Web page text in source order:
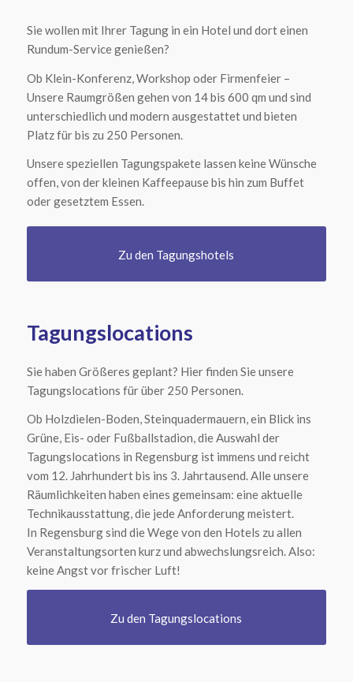
Sie wollen mit Ihrer Tagung in ein Hotel und dort einen
Rundum-Service genießen?
Ob Klein-Konferenz, Workshop oder Firmenfeier –
Unsere Raumgrößen gehen von 14 bis 600 qm und sind
unterschiedlich und modern ausgestattet und bieten
Platz für bis zu 250 Personen.
Unsere speziellen Tagungspakete lassen keine Wünsche
offen, von der kleinen Kaffeepause bis hin zum Buffet
oder gesetztem Essen.
Zu den Tagungshotels
Tagungslocations
Sie haben Größeres geplant? Hier finden Sie unsere
Tagungslocations für über 250 Personen.
Ob Holzdielen-Boden, Steinquadermauern, ein Blick ins
Grüne, Eis- oder Fußballstadion, die Auswahl der
Tagungslocations in Regensburg ist immens und reicht
vom 12. Jahrhundert bis ins 3. Jahrtausend. Alle unsere
Räumlichkeiten haben eines gemeinsam: eine aktuelle
Technikausstattung, die jede Anforderung meistert.
In Regensburg sind die Wege von den Hotels zu allen
Veranstaltungsorten kurz und abwechslungsreich. Also:
keine Angst vor frischer Luft!
Zu den Tagungslocations